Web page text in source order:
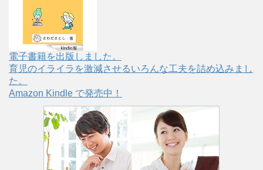
電子書籍を出版しました。
育児のイライラを激減させるいろんな工夫を詰め込みまし
た。
Amazon Kindle で発売中！